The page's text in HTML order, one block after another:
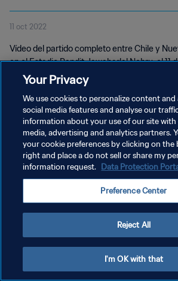
India 2022™ | Partido
11 oct 2022
Vídeo del partido completo entre Chile y
en el Estadio Pandit Jawaharlal Nehru, el 11
las 16:30 (hora local).
POLÍTICA DE PRIVACIDAD
TÉRMINOS DE SERVICIO
AJUSTAR LA CONFIGURACIÓN DE LAS COOKIES
Your Privacy
We use cookies to personalize content and
social media features and analyse our
information about your use of our site with
media, advertising and analytics partners.
your cookie preferences by clicking on
right and place a do not sell or share my
information request. Data Protection
Preference Center
Reject All
I'm OK with that